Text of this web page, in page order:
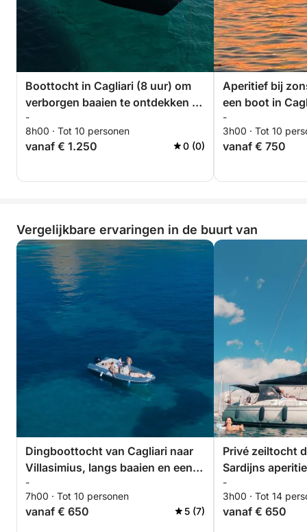
Boottocht in Cagliari (8 uur) om
verborgen baaien te ontdekken en
te ontspannen op zee. Tour op
maat.
-
8h00 · Tot 10 personen
vanaf € 1.250 0 (0)
Aperitief bij
een boot in
Baaien,
-
3h00 · Tot 10
vanaf € 750
Vergelijkbare ervaringen in de buurt van
Dingboottocht van Cagliari naar
Villasimius, langs baaien en een
kristalheldere zee.
-
7h00 · Tot 10 personen
vanaf € 650 5 (7)
Privé zeiltocht
Sardijns
-
3h00 · Tot 14
vanaf € 650